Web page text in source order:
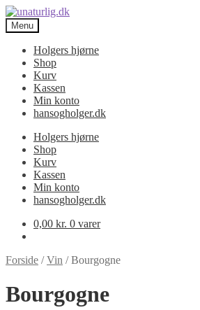
Spring
til
navigation
Spring
til
indhold
Menu
Holgers hjørne
Shop
Kurv
Kassen
Min konto
hansogholger.dk
Holgers hjørne
Shop
Kurv
Kassen
Min konto
hansogholger.dk
0,00 kr. 0 varer
Forside /Vin /Bourgogne
Bourgogne